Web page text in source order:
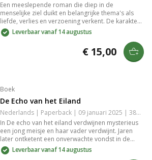
Een meeslepende roman die diep in de
menselijke ziel duikt en belangrijke thema's als
liefde, verlies en verzoening verkent. De karakters
worden geconfronteerd met hun verleden en
leren waardevolle lessen over familiebanden en
zelfacceptatie. Dit verhaal biedt een indringende
kijk op de complexiteit van relaties en de kracht
Leverbaar vanaf 14 augustus
€ 15,00
Boek
De Echo van het Eiland
Nederlands | Paperback | 09 januari 2025 | 384 pagina's | 9789029737562
In De echo van het eiland verdwijnen mysterieus
een jong meisje en haar vader verdwijnt. Jaren
later ontketent een onverwachte vondst in de
ruïne van een kasteel een zoektocht naar de
waarheid. Reis mee door heden en verleden in dit
Leverbaar vanaf 14 augustus